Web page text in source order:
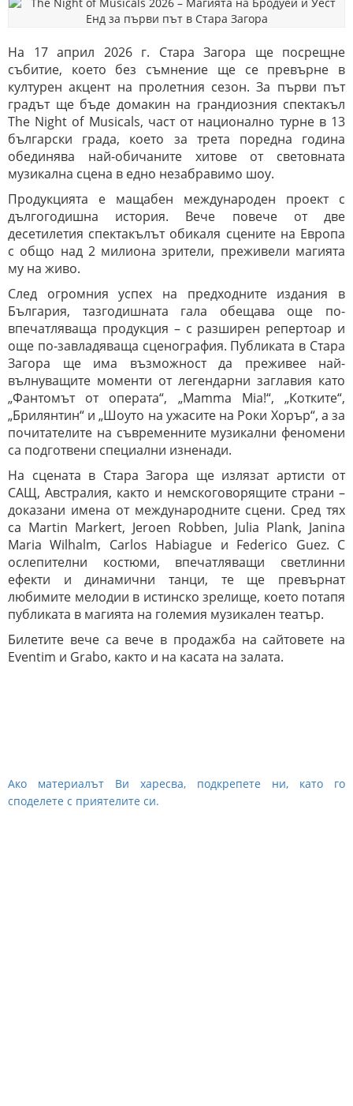
На 17 април 2026 г. Стара Загора ще посрещне
събитие, което без съмнение ще се превърне в
културен акцент на пролетния сезон. За първи път
градът ще бъде домакин на грандиозния спектакъл
The Night of Musicals, част от национално турне в 13
български града, което за трета поредна година
обединява най-обичаните хитове от световната
музикална сцена в едно незабравимо шоу.
Продукцията е мащабен международен проект с
дългогодишна история. Вече повече от две
десетилетия спектакълът обикаля сцените на Европа
с общо над 2 милиона зрители, преживели магията
му на живо.
След огромния успех на предходните издания в
България, тазгодишната гала обещава още по-
впечатляваща продукция – с разширен репертоар и
още по-завладяваща сценография. Публиката в Стара
Загора ще има възможност да преживее най-
вълнуващите моменти от легендарни заглавия като
„Фантомът от операта“, „Mamma Mia!“, „Котките“,
„Брилянтин“ и „Шоуто на ужасите на Роки Хорър“, а за
почитателите на съвременните музикални феномени
са подготвени специални изненади.
На сцената в Стара Загора ще излязат артисти от
САЩ, Австралия, както и немскоговорящите страни –
доказани имена от международните сцени. Сред тях
са Martin Markert, Jeroen Robben, Julia Plank, Janina
Maria Wilhalm, Carlos Habiague и Federico Guez. С
ослепителни костюми, впечатляващи светлинни
ефекти и динамични танци, те ще превърнат
любимите мелодии в истинско зрелище, което потапя
публиката в магията на големия музикален театър.
Билетите вече са вече в продажба на сайтовете на
Eventim и Grabo, както и на касата на залата.
Ако материалът Ви харесва, подкрепете ни, като го
споделете с приятелите си.